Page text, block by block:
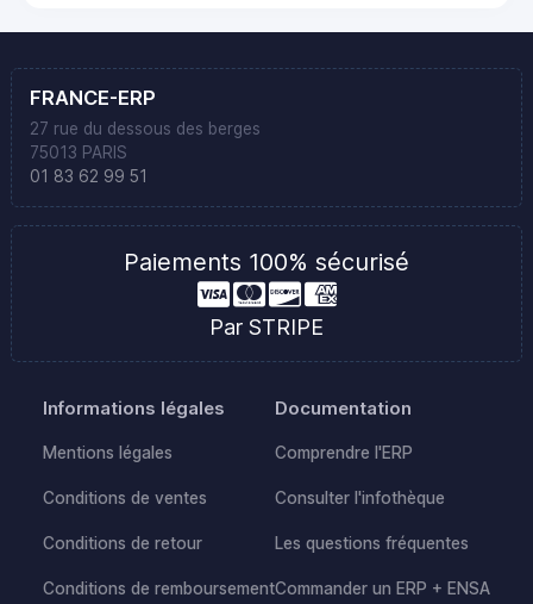
FRANCE-ERP
27 rue du dessous des berges
75013 PARIS
01 83 62 99 51
Paiements 100% sécurisé
Par STRIPE
Informations légales
Mentions légales
Conditions de ventes
Conditions de retour
Conditions de remboursement
Documentation
Comprendre l'ERP
Consulter l'infothèque
Les questions fréquentes
Commander un ERP + ENSA